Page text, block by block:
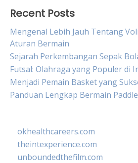
Recent Posts
Mengenal Lebih Jauh Tentang
Aturan Bermain
Sejarah Perkembangan Sepak
Futsal: Olahraga yang Populer di
Menjadi Pemain Basket yang
Panduan Lengkap Bermain
okhealthcareers.com
theintexperience.com
unboundedthefilm.com